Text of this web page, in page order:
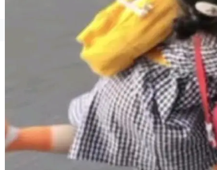
w 不要求标准普通话，方言识别覆盖粤语、吴语
等 10 大方言片区和 20 余个二级小片区。在开
源评测集中，Hy ASR 3.0 preview 在多语种的
©OSCHINA(OSChina.NET) 京ICP备2025119063号